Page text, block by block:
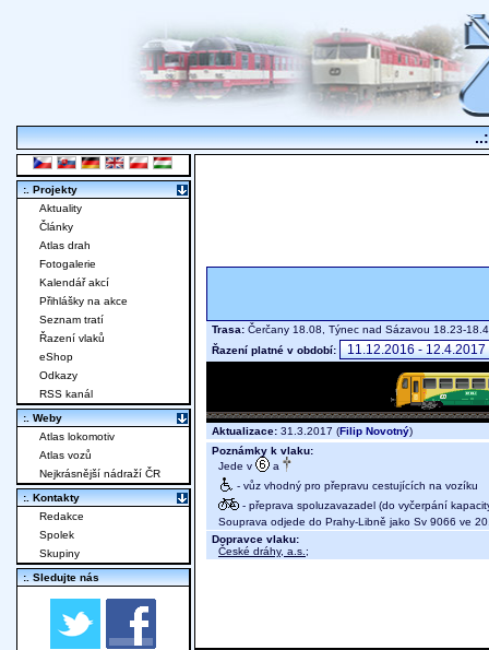
Trasa: Čerčany 18.08, Týnec nad Sázavou 18.23-
Řazení platné v období:
Aktualizace: 31.3.2017 (Filip Novotný)
Poznámky k vlaku:
Jede v
a
- vůz vhodný pro přepravu cestujících na vozíku
- přeprava spoluzavazadel (do vyčerpání
Souprava odjede do Prahy-Libně jako Sv 9066 ve
Dopravce vlaku:
České dráhy, a.s. ;
:. Projekty
Aktuality
Články
Atlas drah
Fotogalerie
Kalendář akcí
Přihlášky na akce
Seznam tratí
Řazení vlaků
eShop
Odkazy
RSS kanál
:. Weby
Atlas lokomotiv
Atlas vozů
Nejkrásnější nádraží ČR
:. Kontakty
Redakce
Spolek
Skupiny
:. Sledujte nás